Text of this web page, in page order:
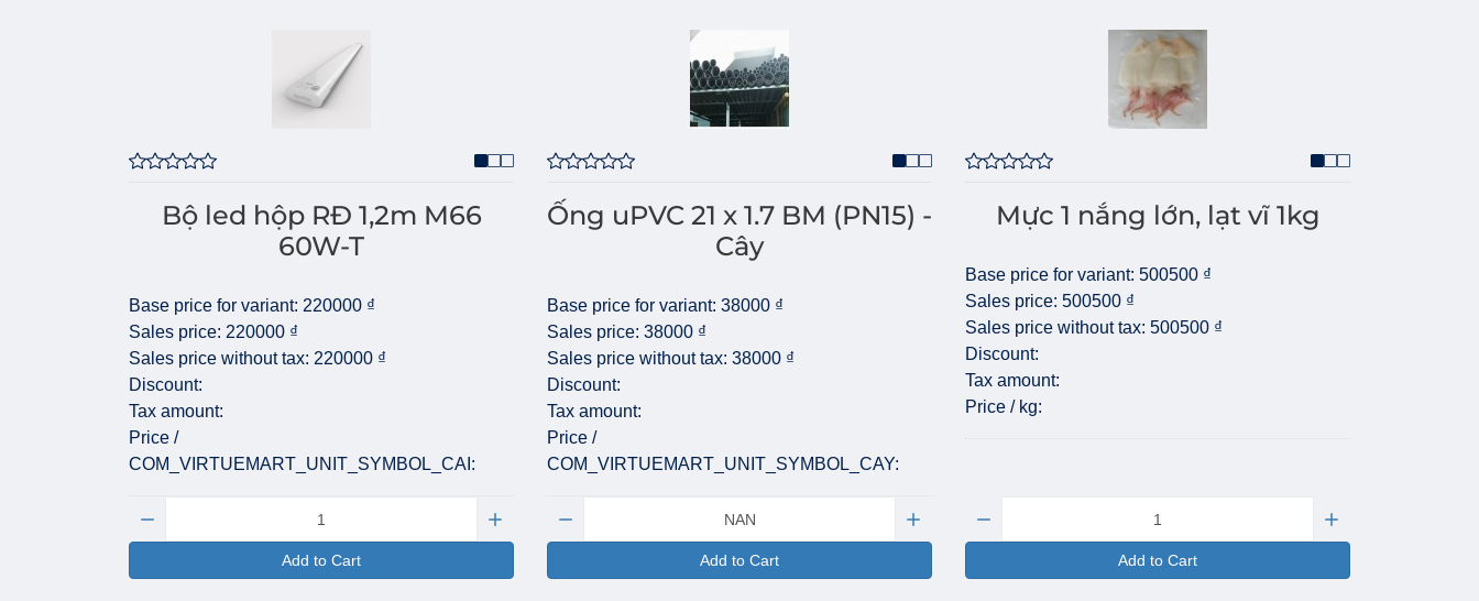
Bộ led hộp RĐ 1,2m M66
60W-T
Base price for variant: 220000 ₫
Sales price: 220000 ₫
Sales price without tax: 220000 ₫
Discount:
Tax amount:
Price /
COM_VIRTUEMART_UNIT_SYMBOL_CAI:
Add to Cart
Ống uPVC 21 x 1.7 BM (PN15) -
Cây
Base price for variant: 38000 ₫
Sales price: 38000 ₫
Sales price without tax: 38000 ₫
Discount:
Tax amount:
Price /
COM_VIRTUEMART_UNIT_SYMBOL_CAY:
Add to Cart
Mực 1 nắng lớn, lạt vĩ 1kg
Base price for variant: 500500 ₫
Sales price: 500500 ₫
Sales price without tax: 500500 ₫
Discount:
Tax amount:
Price / kg:
Add to Cart